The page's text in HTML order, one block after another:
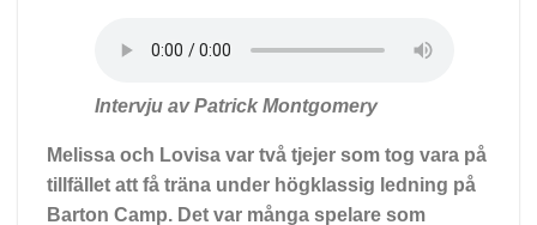
Intervju av Patrick Montgomery
Melissa och Lovisa var två tjejer som tog vara på
tillfället att få träna under högklassig ledning på
Barton Camp. Det var många spelare som